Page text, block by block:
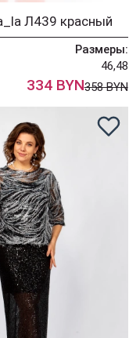
Л439 красный
Размеры:
46,48
334 BYN358 BYN